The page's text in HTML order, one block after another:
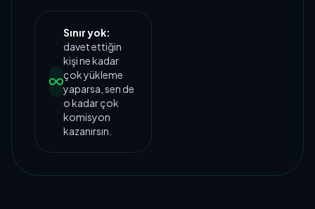
Sınır yok:
davet ettiğin
kişi ne kadar
çok yükleme
yaparsa, sen de
o kadar çok
komisyon
kazanırsın.